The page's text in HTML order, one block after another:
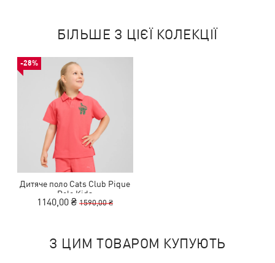
БІЛЬШЕ З ЦІЄЇ КОЛЕКЦІЇ
-28%
Дитяче поло Cats Club Pique
Polo Kids
1140,00 ₴1590,00 ₴
З ЦИМ ТОВАРОМ КУПУЮТЬ